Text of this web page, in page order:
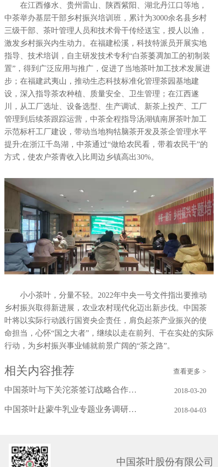
在江西修水、贵州雷山、陕西紫阳、湖北丹江口等地，
中茶举办基层干部乡村振兴培训班，累计为3000余名县乡村
三级干部、茶叶管理人员和技术骨干传经送宝，授人以渔，
激发乡村振兴内生动力。在福建松溪，科技特派员开展实地
指导、技术培训，自主研发技术专利“白茶萎凋加工的初制装
置”，得到广泛应用与推广，促进了当地茶叶加工技术发展进
步；在福建武夷山，推动生态科技标准化管理茶园基地建
设，深入指导茶农种植、质量安全、卫生管理；在江西遂
川，从工厂选址、设备选型、生产调试、新茶上投产、工厂
管理到后续茶跟踪运营，中茶全程指导汤湖镇南屏茶叶加工
示范标杆工厂建设，带动当地狗牯脑茶开发及茶企管理水平
提升;在浙江千岛湖，中茶通过“做给农民看，带着农民干”的
方式，使农户茶青收入比周边乡镇高出30%。
小小茶叶，分量不轻。2022年中央一号文件指出要推动
乡村振兴取得新进展，农业农村现代化迈出新步伐。中国茶
叶将以实际行动践行国资央企责任，肩负起茶产业振兴的使
命担当，心怀“国之大者”，继续以走在前列、干在实处的实际
行动，为乡村振兴事业铺就前景广阔的“茶之路”。
相关内容推荐 查看更多 >
中国茶叶与下关沱茶签订战略合作协议 2018-03-20
中国茶叶赴蒙牛乳业专题业务调研学习 2018-04-03
中国茶叶股份有限公司